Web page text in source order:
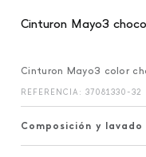
Cinturon Mayo3
Cinturon Mayo3 color
REFERENCIA : 37081330-32
Composición y lavado